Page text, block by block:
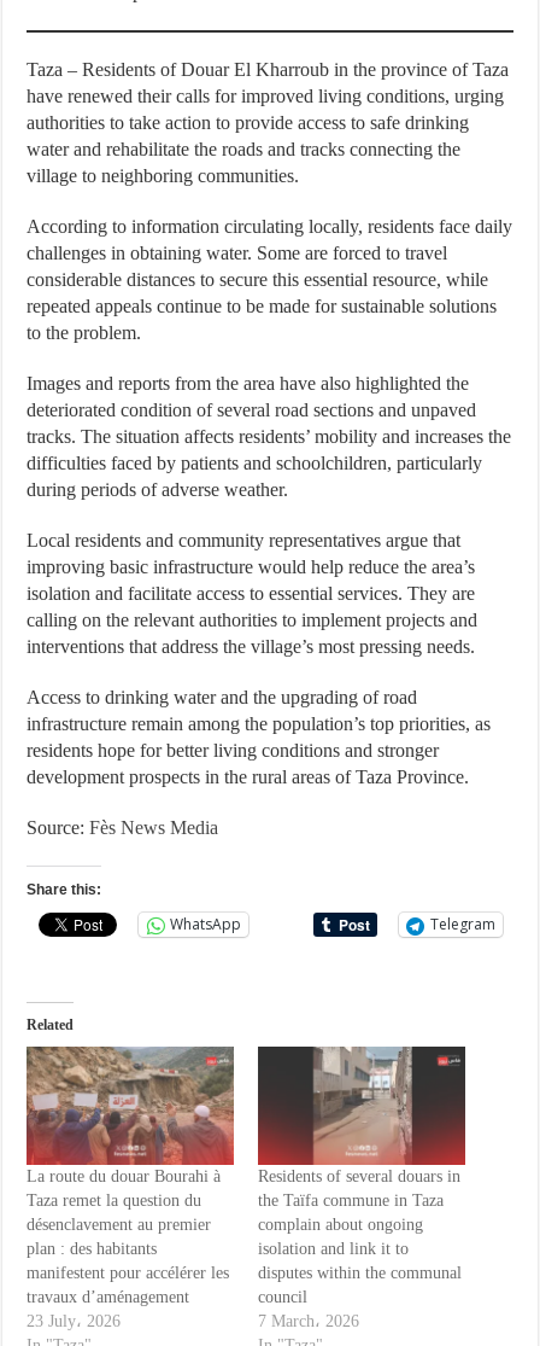
Taza – Residents of Douar El Kharroub in the province of Taza
have renewed their calls for improved living conditions, urging
authorities to take action to provide access to safe drinking
water and rehabilitate the roads and tracks connecting the
village to neighboring communities.
According to information circulating locally, residents face daily
challenges in obtaining water. Some are forced to travel
considerable distances to secure this essential resource, while
repeated appeals continue to be made for sustainable solutions
to the problem.
Images and reports from the area have also highlighted the
deteriorated condition of several road sections and unpaved
tracks. The situation affects residents’ mobility and increases the
difficulties faced by patients and schoolchildren, particularly
during periods of adverse weather.
Local residents and community representatives argue that
improving basic infrastructure would help reduce the area’s
isolation and facilitate access to essential services. They are
calling on the relevant authorities to implement projects and
interventions that address the village’s most pressing needs.
Access to drinking water and the upgrading of road
infrastructure remain among the population’s top priorities, as
residents hope for better living conditions and stronger
development prospects in the rural areas of Taza Province.
Source:Fès News Media
Share this:
WhatsApp Telegram
Related
La route du douar Bourahi à
Taza remet la question du
désenclavement au premier
plan : des habitants
manifestent pour accélérer les
travaux d’aménagement
23 July، 2026
Residents of several douars in
the Taïfa commune in Taza
complain about ongoing
isolation and link it to
disputes within the communal
council
7 March، 2026